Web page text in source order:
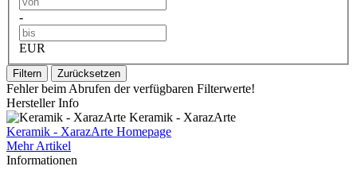
-
EUR
Filtern Zurücksetzen
Fehler beim Abrufen der verfügbaren Filterwerte!
Hersteller Info
Keramik - XarazArte
Keramik - XarazArte Homepage
Mehr Artikel
Informationen